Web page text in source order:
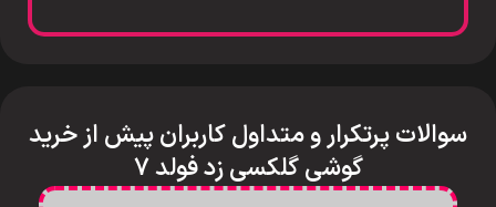
سوالات پرتکرار و متداول کاربران پیش از خرید
گوشی گلکسی زد فولد 7